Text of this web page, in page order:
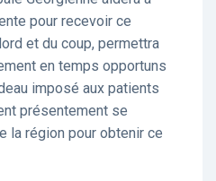
pour recevoir ce
et du coup, permettra
en temps opportuns
imposé aux patients
présentement se
la région pour obtenir ce